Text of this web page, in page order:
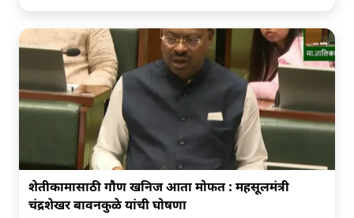
शेतीकामासाठी गौण खनिज आता मोफत : महसूलमंत्री
चंद्रशेखर बावनकुळे यांची घोषणा